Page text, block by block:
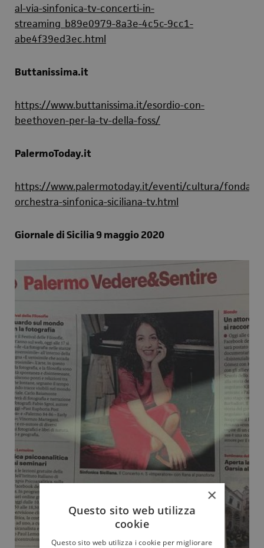
al-via-sinfonica-tv-concerti-in-
streaming_b89e0979-8a3e-4c5c-9cc1-
abe4f39ed3ec.html
Buttanissima.it
https://www.buttanissima.it/esordio-con-
beethoven-per-la-tv-della-foss/
PalermoToday.it
https://www.palermotoday.it/eventi/cultura/
orchestra-sinfonica-siciliana-tv.html
Giornale di Sicilia 9 maggio 2020
×
Questo sito web utilizza
cookie
Questo sito web utilizza i cookie per migliorare